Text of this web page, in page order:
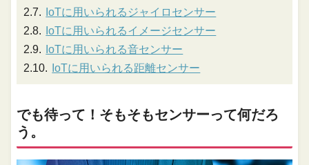
IoTに用いられるジャイロセンサー
IoTに用いられるイメージセンサー
IoTに用いられる音センサー
IoTに用いられる距離センサー
でも待って！そもそもセンサーって何だろ
う。